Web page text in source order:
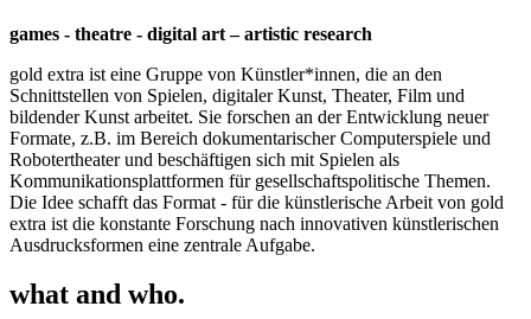
games - theatre - digital art – artistic research
gold extra ist eine Gruppe von Künstler*innen, die an den
Schnittstellen von Spielen, digitaler Kunst, Theater, Film und
bildender Kunst arbeitet. Sie forschen an der Entwicklung neuer
Formate, z.B. im Bereich dokumentarischer Computerspiele und
Robotertheater und beschäftigen sich mit Spielen als
Kommunikationsplattformen für gesellschaftspolitische Themen.
Die Idee schafft das Format - für die künstlerische Arbeit von gold
extra ist die konstante Forschung nach innovativen künstlerischen
Ausdrucksformen eine zentrale Aufgabe.
what and who.